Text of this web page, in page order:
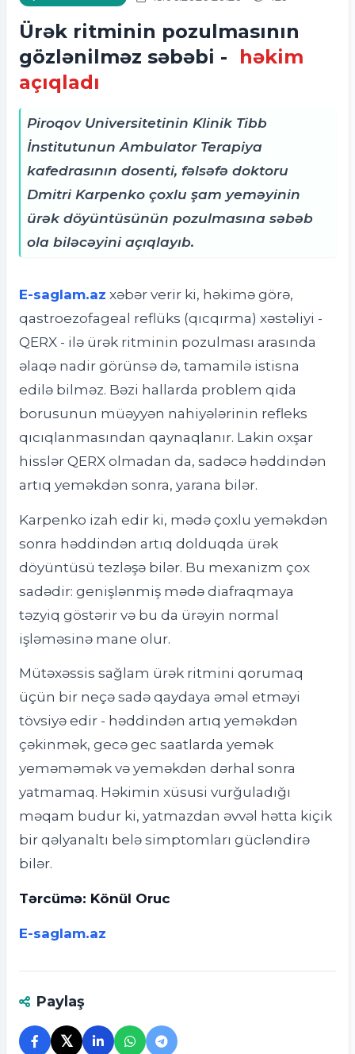
Ürək ritminin pozulmasının
gözlənilməz səbəbi -
həkim
açıqladı
Piroqov Universitetinin Klinik Tibb
İnstitutunun Ambulator Terapiya
kafedrasının dosenti, fəlsəfə doktoru
Dmitri Karpenko çoxlu şam yeməyinin
ürək döyüntüsünün pozulmasına səbəb
ola biləcəyini açıqlayıb.
E-saglam.az xəbər verir ki, həkimə görə,
qastroezofageal reflüks (qıcqırma) xəstəliyi -
QERX - ilə ürək ritminin pozulması arasında
əlaqə nadir görünsə də, tamamilə istisna
edilə bilməz. Bəzi hallarda problem qida
borusunun müəyyən nahiyələrinin refleks
qıcıqlanmasından qaynaqlanır. Lakin oxşar
hisslər QERX olmadan da, sadəcə həddindən
artıq yeməkdən sonra, yarana bilər.
Karpenko izah edir ki, mədə çoxlu yeməkdən
sonra həddindən artıq dolduqda ürək
döyüntüsü tezləşə bilər. Bu mexanizm çox
sadədir: genişlənmiş mədə diafraqmaya
təzyiq göstərir və bu da ürəyin normal
işləməsinə mane olur.
Mütəxəssis sağlam ürək ritmini qorumaq
üçün bir neçə sadə qaydaya əməl etməyi
tövsiyə edir - həddindən artıq yeməkdən
çəkinmək, gecə gec saatlarda yemək
yeməməmək və yeməkdən dərhal sonra
yatmamaq. Həkimin xüsusi vurğuladığı
məqam budur ki, yatmazdan əvvəl hətta kiçik
bir qəlyanaltı belə simptomları gücləndirə
bilər.
Tərcümə: Könül Oruc
E-saglam.az
Paylaş
𝕏